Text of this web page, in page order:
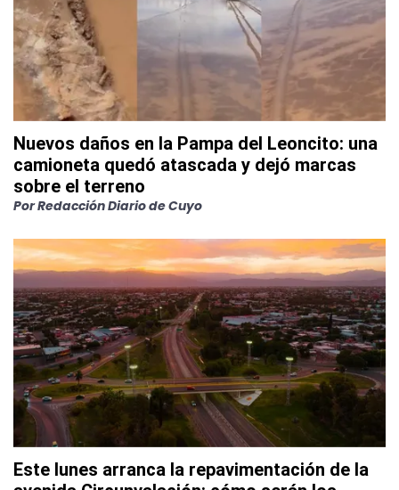
Nuevos daños en la Pampa del Leoncito: una
camioneta quedó atascada y dejó marcas
sobre el terreno
PorRedacción Diario de Cuyo
Este lunes arranca la repavimentación de la